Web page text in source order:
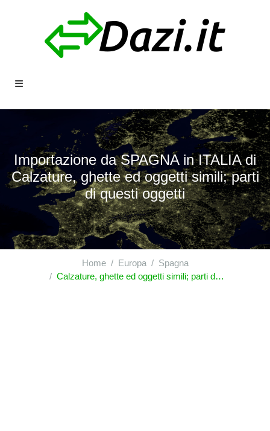
Importazione da SPAGNA in ITALIA di
Calzature, ghette ed oggetti simili; parti
di questi oggetti
Home Europa
Spagna
Calzature, ghette ed oggetti simili; parti di questi oggetti